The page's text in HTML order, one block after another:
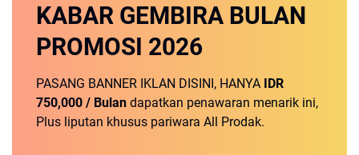
KABAR GEMBIRA BULAN
PROMOSI 2026
PASANG BANNER IKLAN DISINI, HANYA IDR
750,000 / Bulan dapatkan penawaran menarik ini,
Plus liputan khusus pariwara All Prodak.